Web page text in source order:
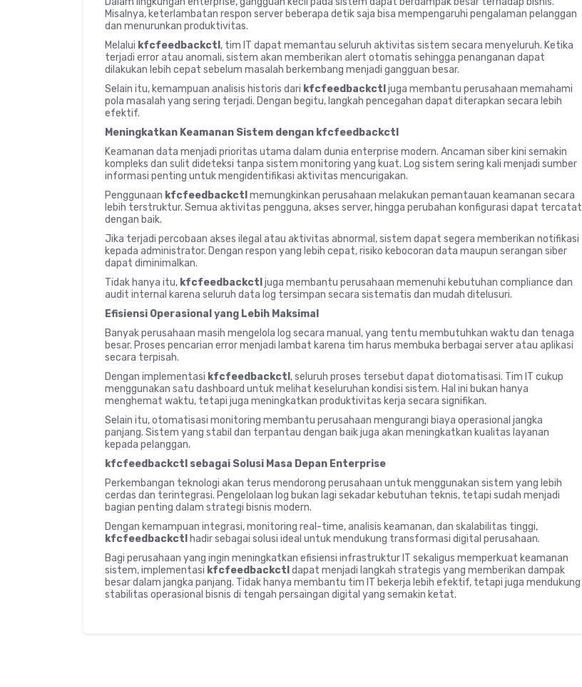
Misalnya, keterlambatan respon server beberapa detik saja bisa mempengaruhi pengalaman pelanggan
dan menurunkan produktivitas.
Melalui kfcfeedbackctl , tim IT dapat memantau seluruh aktivitas sistem secara menyeluruh. Ketika
terjadi error atau anomali, sistem akan memberikan alert otomatis sehingga penanganan dapat
dilakukan lebih cepat sebelum masalah berkembang menjadi gangguan besar.
Selain itu, kemampuan analisis historis dari kfcfeedbackctl juga membantu perusahaan memahami
pola masalah yang sering terjadi. Dengan begitu, langkah pencegahan dapat diterapkan secara lebih
efektif.
Meningkatkan Keamanan Sistem dengan kfcfeedbackctl
Keamanan data menjadi prioritas utama dalam dunia enterprise modern. Ancaman siber kini semakin
kompleks dan sulit dideteksi tanpa sistem monitoring yang kuat. Log sistem sering kali menjadi sumber
informasi penting untuk mengidentifikasi aktivitas mencurigakan.
Penggunaan kfcfeedbackctl memungkinkan perusahaan melakukan pemantauan keamanan secara
lebih terstruktur. Semua aktivitas pengguna, akses server, hingga perubahan konfigurasi dapat tercatat
dengan baik.
Jika terjadi percobaan akses ilegal atau aktivitas abnormal, sistem dapat segera memberikan notifikasi
kepada administrator. Dengan respon yang lebih cepat, risiko kebocoran data maupun serangan siber
dapat diminimalkan.
Tidak hanya itu, kfcfeedbackctl juga membantu perusahaan memenuhi kebutuhan compliance dan
audit internal karena seluruh data log tersimpan secara sistematis dan mudah ditelusuri.
Efisiensi Operasional yang Lebih Maksimal
Banyak perusahaan masih mengelola log secara manual, yang tentu membutuhkan waktu dan tenaga
besar. Proses pencarian error menjadi lambat karena tim harus membuka berbagai server atau aplikasi
secara terpisah.
Dengan implementasi kfcfeedbackctl , seluruh proses tersebut dapat diotomatisasi. Tim IT cukup
menggunakan satu dashboard untuk melihat keseluruhan kondisi sistem. Hal ini bukan hanya
menghemat waktu, tetapi juga meningkatkan produktivitas kerja secara signifikan.
Selain itu, otomatisasi monitoring membantu perusahaan mengurangi biaya operasional jangka
panjang. Sistem yang stabil dan terpantau dengan baik juga akan meningkatkan kualitas layanan
kepada pelanggan.
kfcfeedbackctl sebagai Solusi Masa Depan Enterprise
Perkembangan teknologi akan terus mendorong perusahaan untuk menggunakan sistem yang lebih
cerdas dan terintegrasi. Pengelolaan log bukan lagi sekadar kebutuhan teknis, tetapi sudah menjadi
bagian penting dalam strategi bisnis modern.
Dengan kemampuan integrasi, monitoring real-time, analisis keamanan, dan skalabilitas tinggi,
kfcfeedbackctl hadir sebagai solusi ideal untuk mendukung transformasi digital perusahaan.
Bagi perusahaan yang ingin meningkatkan efisiensi infrastruktur IT sekaligus memperkuat keamanan
sistem, implementasi kfcfeedbackctl dapat menjadi langkah strategis yang memberikan dampak
besar dalam jangka panjang. Tidak hanya membantu tim IT bekerja lebih efektif, tetapi juga mendukung
stabilitas operasional bisnis di tengah persaingan digital yang semakin ketat.